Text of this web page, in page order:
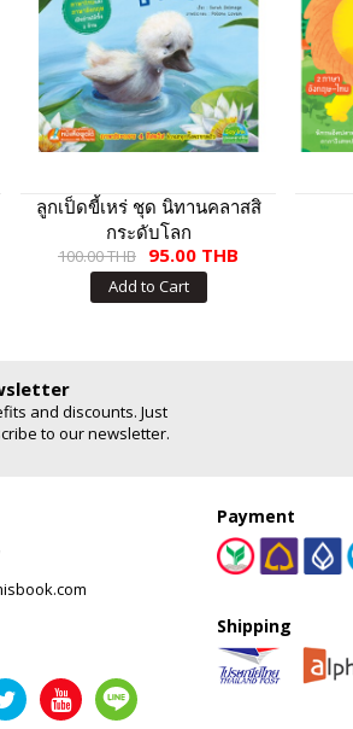
ลูกเป็ดขี้เหร่ ชุด นิทานคลาสสิ
กระดับโลก
100.00 THB 95.00 THB
Add to Cart
and discounts. Just
to our newsletter.
Payment
Shipping